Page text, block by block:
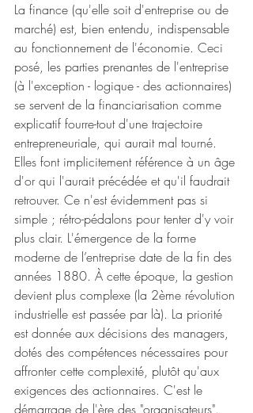
La finance (qu'elle soit d'entreprise ou de
marché) est, bien entendu, indispensable
au fonctionnement de l'économie. Ceci
posé, les parties prenantes de l'entreprise
(à l'exception - logique - des actionnaires)
se servent de la financiarisation comme
explicatif fourre-tout d'une trajectoire
entrepreneuriale, qui aurait mal tourné.
Elles font implicitement référence à un âge
d'or qui l'aurait précédée et qu'il faudrait
retrouver. Ce n'est évidemment pas si
simple ; rétro-pédalons pour tenter d'y voir
plus clair. L'émergence de la forme
moderne de l’entreprise date de la fin des
années 1880. À cette époque, la gestion
devient plus complexe (la 2ème révolution
industrielle est passée par là). La priorité
est donnée aux décisions des managers,
dotés des compétences nécessaires pour
affronter cette complexité, plutôt qu'aux
exigences des actionnaires. C'est le
démarrage de l'ère des "organisateurs".